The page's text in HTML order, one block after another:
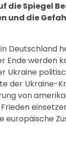
die Spiegel
und die
Deutschland
Ende werden
der Ukraine-
von
europäische